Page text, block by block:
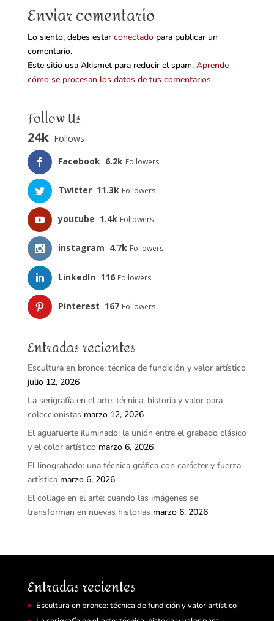
Enviar comentario
Lo siento, debes estar conectadopara publicar un
comentario.
Este sitio usa Akismet para reducir el spam. Aprende
cómo se procesan los datos de tus comentarios.
Follow Us
24k Follows
Facebook 6.2k Followers
Twitter 11.3k Followers
youtube 1.4k Followers
instagram 4.7k Followers
LinkedIn 116 Followers
Pinterest 167 Followers
Entradas recientes
Escultura en bronce: técnica de fundición y valor artístico
julio 12, 2026
La serigrafía en el arte: técnica, historia y valor para
coleccionistas marzo 12, 2026
El aguafuerte iluminado: la unión entre el grabado clásico
y el color artístico marzo 6, 2026
El linograbado: una técnica gráfica con carácter y fuerza
artística marzo 6, 2026
El collage en el arte: cuando las imágenes se
transforman en nuevas historias marzo 6, 2026
Entradas recientes
Escultura en bronce: técnica de fundición y valor artístico